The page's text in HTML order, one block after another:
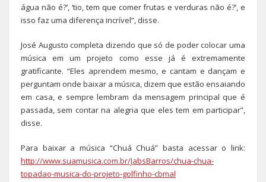
água não é?’, ‘tio, tem que comer frutas e verduras não é?’, e
isso faz uma diferença incrível”, disse.
José Augusto completa dizendo que só de poder colocar uma
música em um projeto como esse já é extremamente
gratificante. “Eles aprendem mesmo, e cantam e dançam e
perguntam onde baixar a música, dizem que estão ensaiando
em casa, e sempre lembram da mensagem principal que é
passada, sem contar na alegria que eles tem em participar”,
disse.
Para baixar a música “Chuá Chuá” basta acessar o link:
http://www.suamusica.com.br/JabsBarros/chua-chua-
topadao-musica-do-projeto-golfinho-cbmal